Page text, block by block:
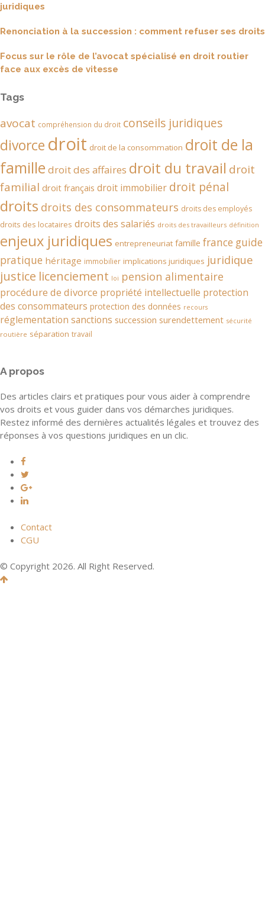
juridiques
Renonciation à la succession : comment refuser ses droits
Focus sur le rôle de l’avocat spécialisé en droit routier
face aux excès de vitesse
Tags
avocat compréhension du droit conseils juridiques
divorce droit droit de la consommation droit de la
famille droit des affaires droit du travail droit
familial droit français droit immobilier droit pénal
droits droits des consommateurs droits des employés
droits des locataires droits des salariés droits des travailleurs définition
enjeux juridiques entrepreneuriat famille france guide
pratique héritage immobilier implications juridiques juridique
justice licenciement loi pension alimentaire
procédure de divorce propriété intellectuelle protection
des consommateurs protection des données recours
réglementation sanctions succession surendettement sécurité
routière séparation travail
A propos
Des articles clairs et pratiques pour vous aider à comprendre
vos droits et vous guider dans vos démarches juridiques.
Restez informé des dernières actualités légales et trouvez des
réponses à vos questions juridiques en un clic.
Contact
CGU
© Copyright 2026. All Right Reserved.